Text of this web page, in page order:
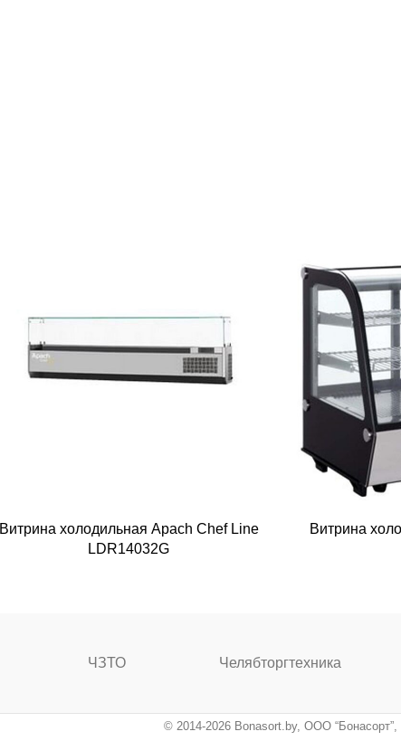
Витрина холодильная Apach Chef Line
LDR14032G
Витрина
ЧЗТО Челябторгтехника
© 2014-2026 Bonasort.by, ООО “Бонасорт”,